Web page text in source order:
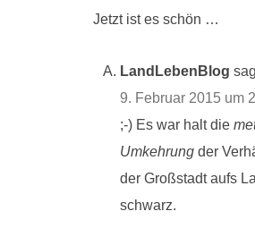
Jetzt ist es schön …
LandLebenBlog
9. Februar 2015 um
;-) Es war halt die
Umkehrung der
der Großstadt aufs
schwarz.